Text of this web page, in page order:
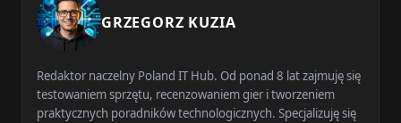
GRZEGORZ KUZIA
Redaktor naczelny Poland IT Hub. Od ponad 8 lat zajmuję się
testowaniem sprzętu, recenzowaniem gier i tworzeniem
praktycznych poradników technologicznych. Specjalizuję się